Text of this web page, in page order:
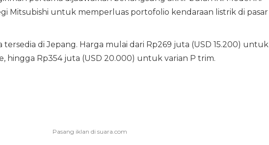
Mitsubishi untuk memperluas portofolio kendaraan listrik di pasar
tersedia di Jepang. Harga mulai dari Rp269 juta (USD 15.200) untuk
hingga Rp354 juta (USD 20.000) untuk varian P trim.